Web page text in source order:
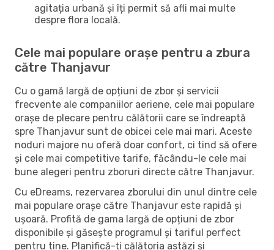
agitația urbană și îți permit să afli mai multe
despre flora locală.
Cele mai populare orașe pentru a zbura
către Thanjavur
Cu o gamă largă de opțiuni de zbor și servicii
frecvente ale companiilor aeriene, cele mai populare
orașe de plecare pentru călătorii care se îndreaptă
spre Thanjavur sunt de obicei cele mai mari. Aceste
noduri majore nu oferă doar confort, ci tind să ofere
și cele mai competitive tarife, făcându-le cele mai
bune alegeri pentru zboruri directe către Thanjavur.
Cu eDreams, rezervarea zborului din unul dintre cele
mai populare orașe către Thanjavur este rapidă și
ușoară. Profită de gama largă de opțiuni de zbor
disponibile și găsește programul și tariful perfect
pentru tine. Planifică-ți călătoria astăzi și